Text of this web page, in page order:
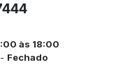
às 18:00
Fechado